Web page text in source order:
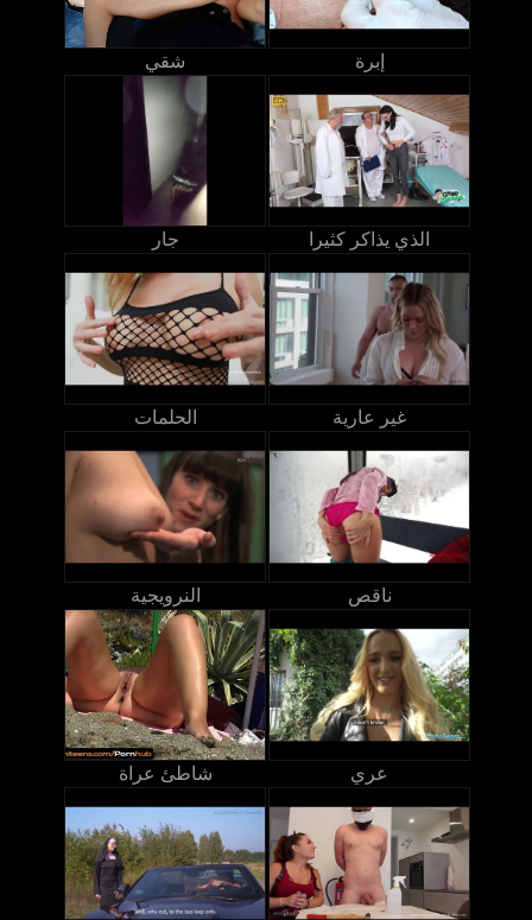
شقي إبرة
جار الذي يذاكر كثيرا
الحلمات غير عارية
النرويجية ناقص
شاطئ عراة عري